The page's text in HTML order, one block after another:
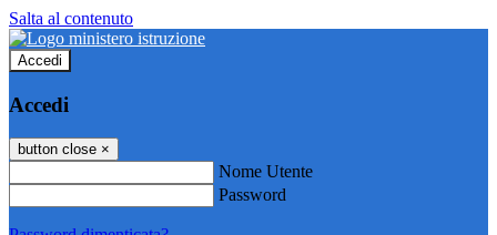
Salta al contenuto
Accedi
Accedi
button close ×
Nome Utente
Password